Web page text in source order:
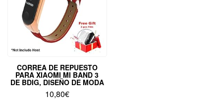
CORREA DE REPUESTO
PARA XIAOMI MI BAND 3
DE BDIG, DISEÑO DE MODA
10,80€